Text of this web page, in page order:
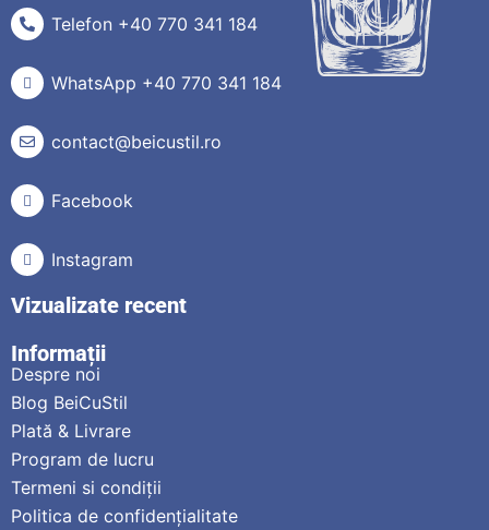
Telefon +40 770 341 184
WhatsApp +40 770 341 184
contact@beicustil.ro
Facebook
Instagram
Vizualizate recent
Informații
Despre noi
Blog BeiCuStil
Plată & Livrare
Program de lucru
Termeni si condiții
Politica de confidențialitate